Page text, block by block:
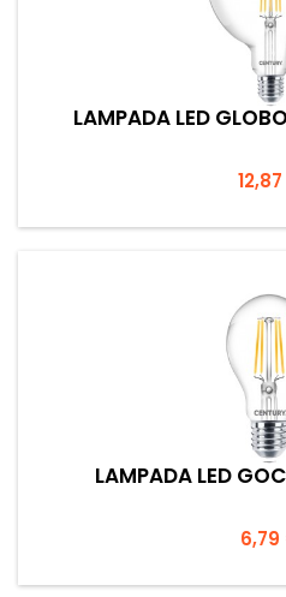
LAMPADA LED
LAMPADA LED
6,79